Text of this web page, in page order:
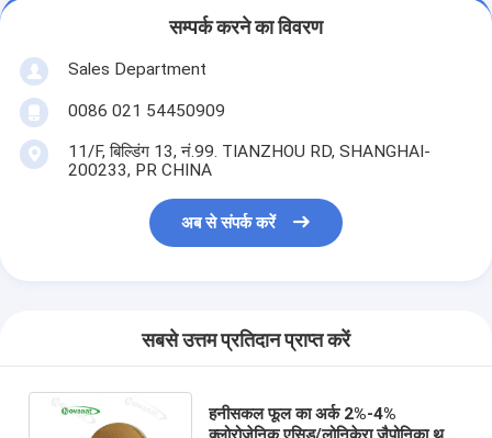
सम्पर्क करने का विवरण
Sales Department
0086 021 54450909
11/F, बिल्डिंग 13, नं.99. TIANZHOU RD, SHANGHAI-
200233, PR CHINA
अब से संपर्क करें
सबसे उत्तम प्रतिदान प्राप्त करें
हनीसकल फूल का अर्क 2%-4%